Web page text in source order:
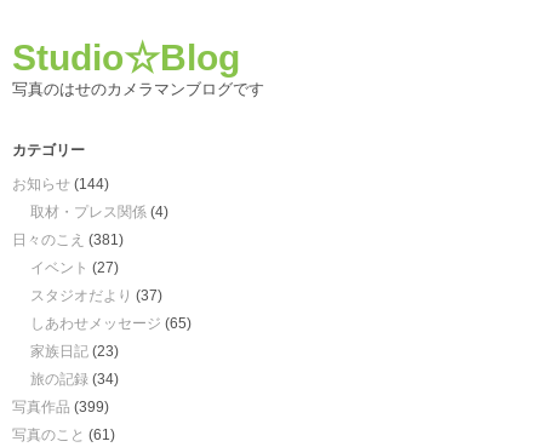
Studio☆Blog
写真のはせのカメラマンブログです
カテゴリー
お知らせ (144)
取材・プレス関係 (4)
日々のこえ (381)
イベント (27)
スタジオだより (37)
しあわせメッセージ (65)
家族日記 (23)
旅の記録 (34)
写真作品 (399)
写真のこと (61)